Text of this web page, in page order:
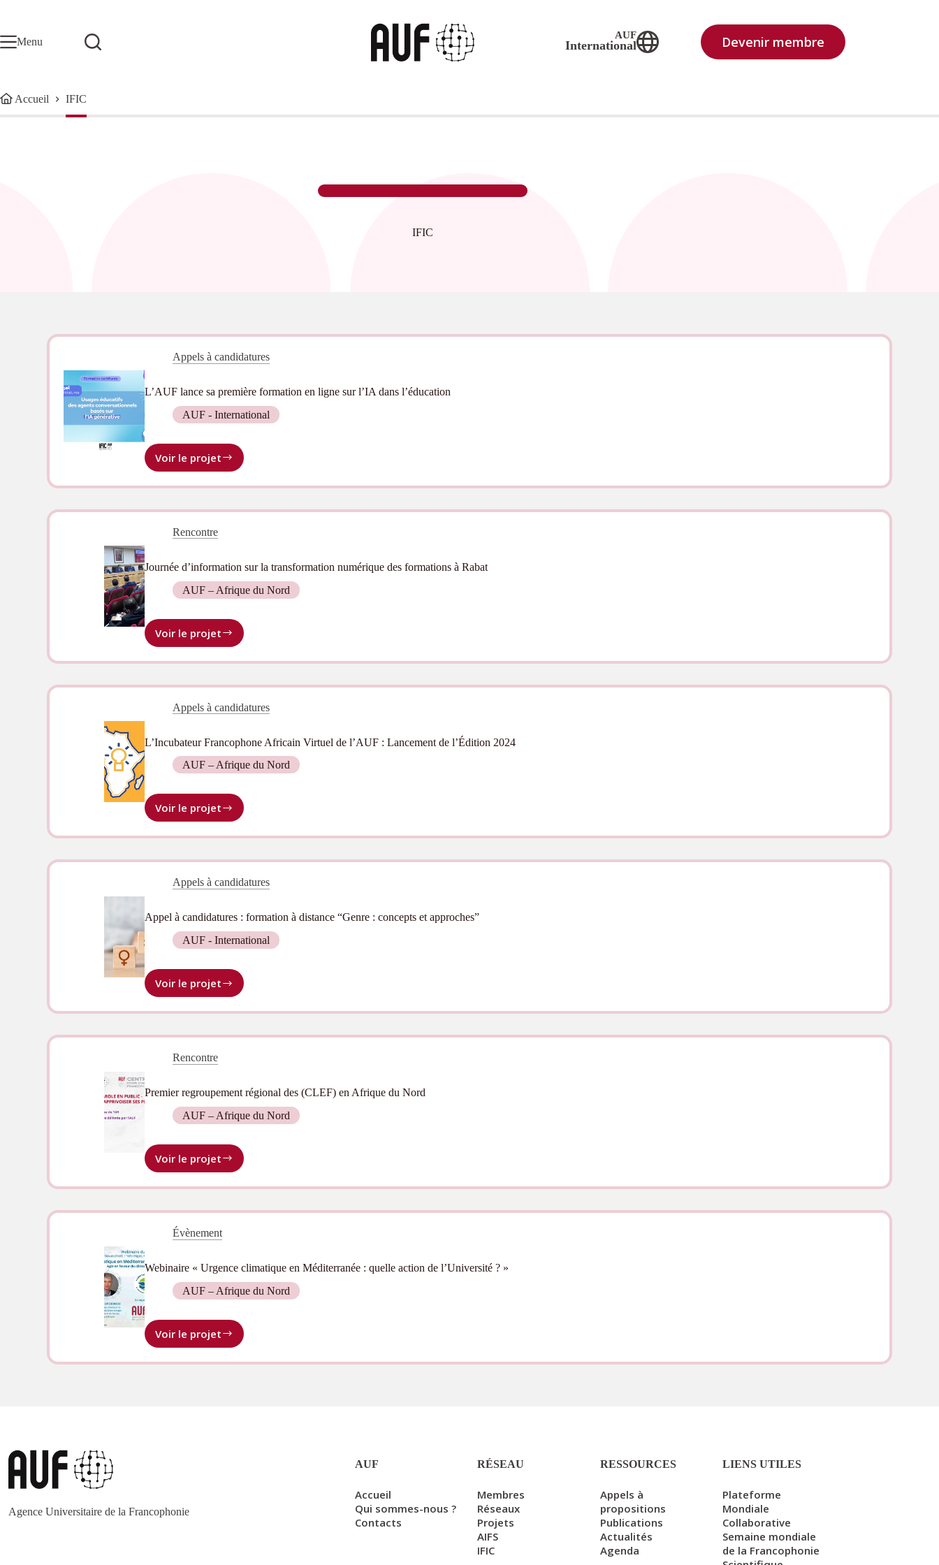
Menu
AUF
International Devenir membre
Accueil IFIC
IFIC
Appels à candidatures
L’AUF lance sa première formation en ligne sur l’IA dans l’éducation
AUF - International
Voir le projet
L’AUF
sa
en
sur
l’IA
dans
l’éducation
Rencontre
Journée d’information sur la transformation numérique des formations à Rabat
AUF – Afrique du Nord
Voir le projet
Journée
sur
numérique
formations
à
Rabat
Appels à candidatures
L’Incubateur Francophone Africain Virtuel de l’AUF : Lancement de l’Édition 2024
AUF – Afrique du Nord
Voir le projetL’Incubateur
Africain
l’AUF :
de
l’Édition
2024
Appels à candidatures
Appel à candidatures : formation à distance “Genre : concepts et approches”
AUF - International
Voir le projet
Appel
candidatures :
distance
concepts
et
approches”
Rencontre
Premier regroupement régional des (CLEF) en Afrique du Nord
AUF – Afrique du Nord
Voir le projet
Premier
régional
en
du
Nord
Évènement
Webinaire « Urgence climatique en Méditerranée : quelle action de l’Université ? »
AUF – Afrique du Nord
Voir le projet
Webinaire
climatique
Agence Universitaire de la Francophonie
AUF
Accueil
Qui sommes-nous ?
Contacts
RÉSEAU
Membres
Réseaux
Projets
AIFS
IFIC
RESSOURCES
Appels à
propositions
Publications
Actualités
Agenda
LIENS UTILES
Plateforme
Mondiale
Collaborative
Semaine mondiale
de la Francophonie